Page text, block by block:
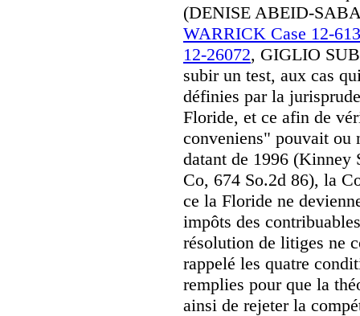
(DENISE ABEID-
WARRICK Case 12-
12-26072, GIGLIO
subir un test, aux cas
définies par la
Floride, et ce afin de
conveniens" pouvait ou
datant de 1996 (Kinney
Co, 674 So.2d 86), la
ce la Floride ne
impôts des
résolution de litiges ne
rappelé les quatre
remplies pour que la
ainsi de rejeter la